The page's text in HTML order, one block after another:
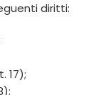
diritti:
17);